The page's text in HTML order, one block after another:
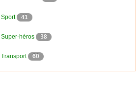
Sport 41
Super-héros 38
Transport 60